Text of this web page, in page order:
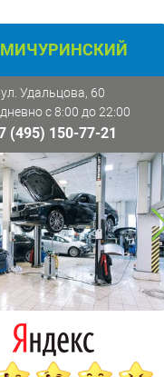
МИЧУРИНСКИЙ
ул. Удальцова, 60
с 8:00 до 22:00
(495) 150-77-21